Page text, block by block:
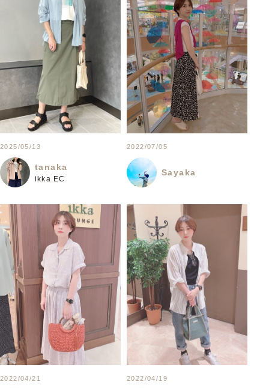
2025/05/13
tanaka
ikka EC
2022/07/05
Sayaka
2022/04/21 2022/04/19